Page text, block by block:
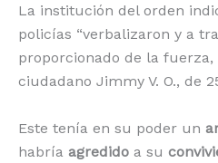
La institución del orden
policías “verbalizaron y a
proporcionado de la
ciudadano Jimmy V. O., de
Este tenía en su poder un
habría agredido a su